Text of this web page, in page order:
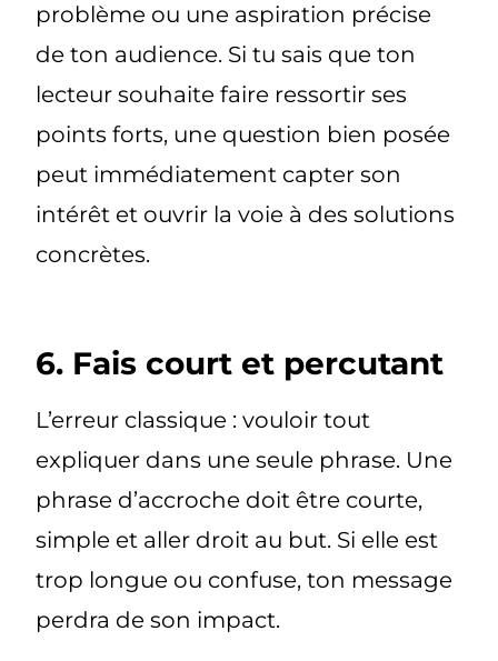
problème ou une aspiration précise
de ton audience. Si tu sais que ton
lecteur souhaite faire ressortir ses
points forts, une question bien posée
peut immédiatement capter son
intérêt et ouvrir la voie à des solutions
concrètes.
6. Fais court et percutant
L’erreur classique : vouloir tout
expliquer dans une seule phrase. Une
phrase d’accroche doit être courte,
simple et aller droit au but. Si elle est
trop longue ou confuse, ton message
perdra de son impact.